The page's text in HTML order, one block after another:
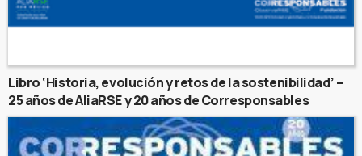
Libro ‘Historia, evolución y retos de la sostenibilidad’ –
25 años de AliaRSE y 20 años de Corresponsables